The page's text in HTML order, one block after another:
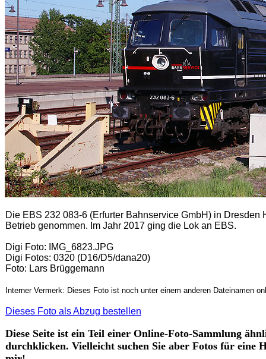
Die EBS 232 083-6 (Erfurter Bahnservice GmbH) in
Betrieb genommen. Im Jahr 2017 ging die Lok an EBS.
Digi Foto: IMG_6823.JPG
Digi Fotos: 0320 (D16/D5/dana20)
Foto: Lars Brüggemann
Interner Vermerk: Dieses Foto ist noch unter einem anderen Dateinamen
Dieses Foto als Abzug bestellen
Diese Seite ist ein Teil einer Online-Foto-Sammlung
durchklicken. Vielleicht suchen Sie aber Fotos für eine